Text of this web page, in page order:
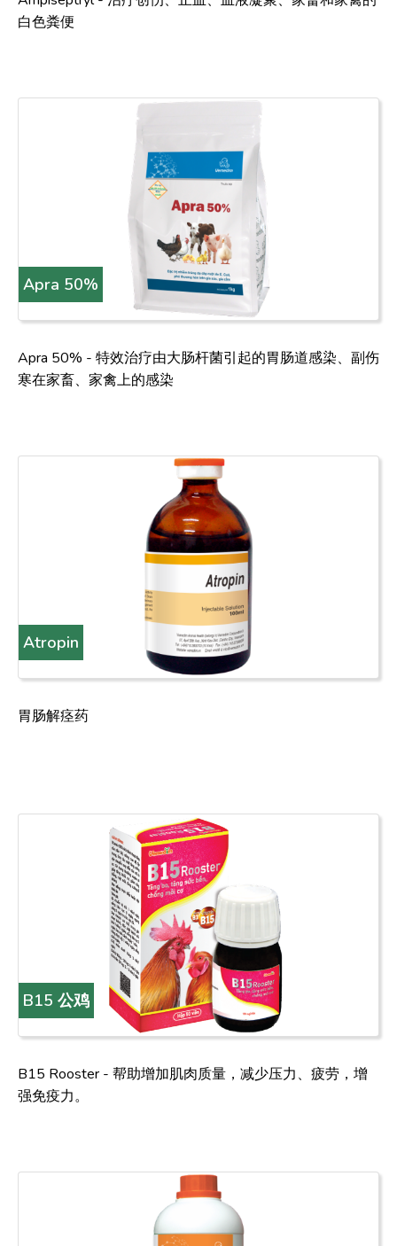
白色粪便
Apra 50%
Apra 50% - 特效治疗由大肠杆菌引起的胃肠道感染、副伤
寒在家畜、家禽上的感染
Atropin
胃肠解痉药
B15 公鸡
B15 Rooster - 帮助增加肌肉质量，减少压力、疲劳，增
强免疫力。